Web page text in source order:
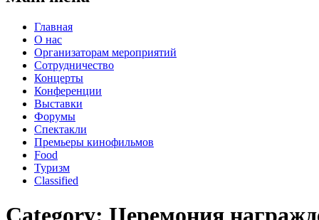
Skip
content
Главная
О нас
Организаторам мероприятий
Сотрудничество
Концерты
Конференции
Выставки
Форумы
Спектакли
Премьеры кинофильмов
Food
Туризм
Сlassified